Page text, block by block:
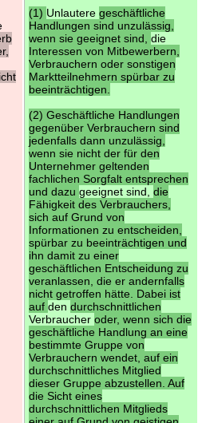
(1) Unlautere geschäftliche
Handlungen sind unzulässig,
wenn sie geeignet sind, die
Interessen von Mitbewerbern,
Verbrauchern oder sonstigen
Marktteilnehmern spürbar zu
beeinträchtigen.
(2) Geschäftliche Handlungen
gegenüber Verbrauchern sind
jedenfalls dann unzulässig,
wenn sie nicht der für den
Unternehmer geltenden
fachlichen Sorgfalt entsprechen
und dazu geeignet sind, die
Fähigkeit des Verbrauchers,
sich auf Grund von
Informationen zu entscheiden,
spürbar zu beeinträchtigen und
ihn damit zu einer
geschäftlichen Entscheidung zu
veranlassen, die er andernfalls
nicht getroffen hätte. Dabei ist
auf den durchschnittlichen
Verbraucher oder, wenn sich die
geschäftliche Handlung an eine
bestimmte Gruppe von
Verbrauchern wendet, auf ein
durchschnittliches Mitglied
dieser Gruppe abzustellen. Auf
die Sicht eines
durchschnittlichen Mitglieds